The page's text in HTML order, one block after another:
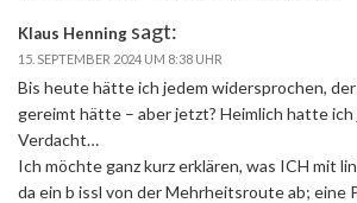
Klaus Henning sagt:
15. SEPTEMBER 2024 UM 8:38 UHR
Bis heute hätte ich jedem widersprochen, der
gereimt hätte – aber jetzt? Heimlich hatte
Verdacht…
Ich möchte ganz kurz erklären, was ICH mit
da ein b issl von der Mehrheitsroute ab; eine